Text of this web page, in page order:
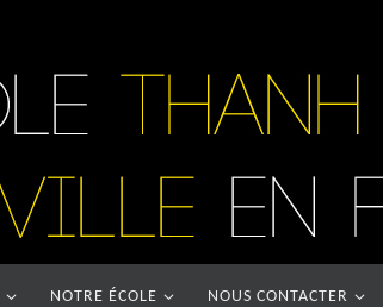
NOTRE ÉCOLE NOUS CONTACTER